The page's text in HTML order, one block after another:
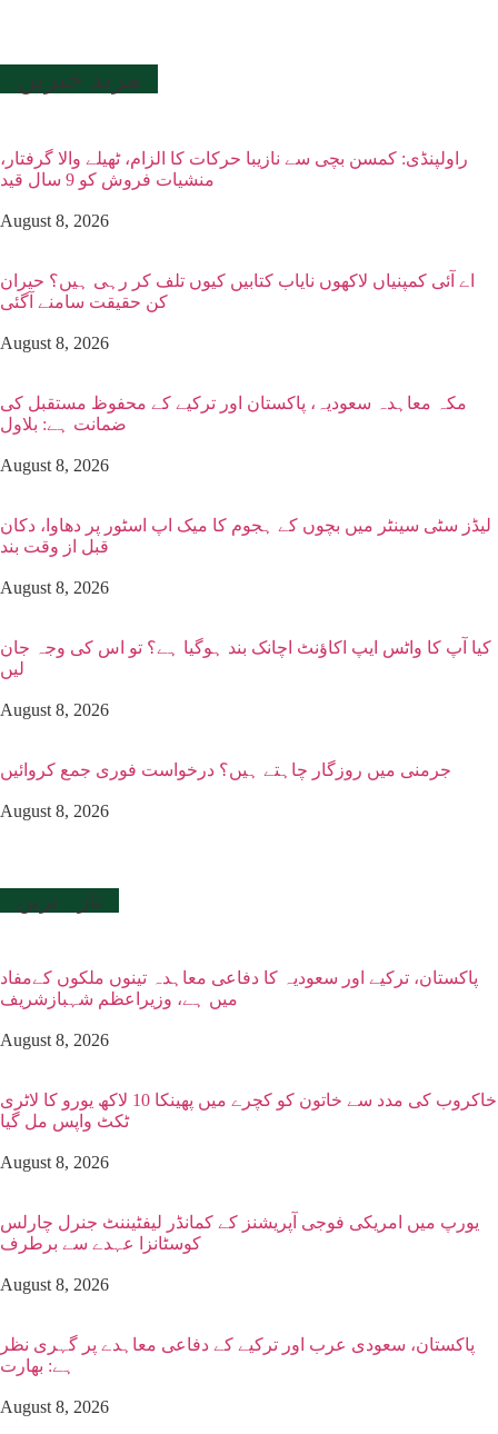
مزید خبریں
راولپنڈی: کمسن بچی سے نازیبا حرکات کا الزام، ٹھیلے والا گرفتار،
منشیات فروش کو 9 سال قید
August 8, 2026
اے آئی کمپنیاں لاکھوں نایاب کتابیں کیوں تلف کر رہی ہیں؟ حیران
کن حقیقت سامنے آگئی
August 8, 2026
مکہ معاہدہ سعودیہ، پاکستان اور ترکیے کے محفوظ مستقبل کی
ضمانت ہے: بلاول
August 8, 2026
لیڈز سٹی سینٹر میں بچوں کے ہجوم کا میک اپ اسٹور پر دھاوا، دکان
قبل از وقت بند
August 8, 2026
کیا آپ کا واٹس ایپ اکاؤنٹ اچانک بند ہوگیا ہے؟ تو اس کی وجہ جان
لیں
August 8, 2026
جرمنی میں روزگار چاہتے ہیں؟ درخواست فوری جمع کروائیں
August 8, 2026
تازہ ترین
پاکستان، ترکیے اور سعودیہ کا دفاعی معاہدہ تینوں ملکوں کےمفاد
میں ہے، وزیراعظم شہبازشریف
August 8, 2026
خاکروب کی مدد سے خاتون کو کچرے میں پھینکا 10 لاکھ یورو کا لاٹری
ٹکٹ واپس مل گیا
August 8, 2026
یورپ میں امریکی فوجی آپریشنز کے کمانڈر لیفٹیننٹ جنرل چارلس
کوسٹانزا عہدے سے برطرف
August 8, 2026
پاکستان، سعودی عرب اور ترکیے کے دفاعی معاہدے پر گہری نظر
ہے: بھارت
August 8, 2026